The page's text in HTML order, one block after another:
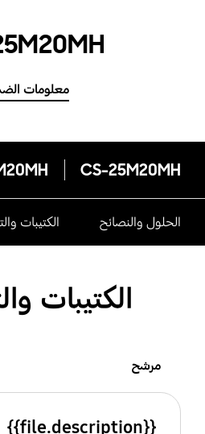
معلومات
CS-25M20MH
الحلول والنصائح الكتيبات
الكتيبات
مرشح
{{file.description}}